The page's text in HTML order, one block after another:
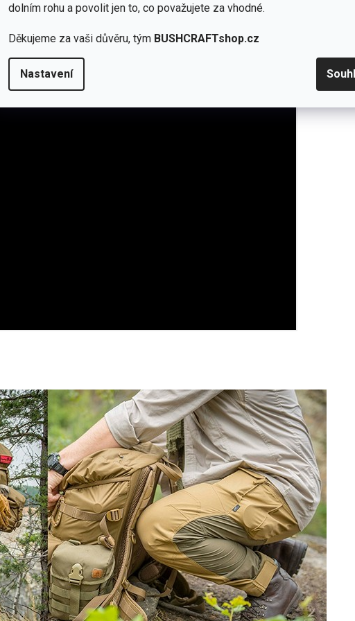
dolním rohu a povolit jen to, co považujete za vhodné.
Děkujeme za vaši důvěru, tým BUSHCRAFTshop.cz
Nastavení